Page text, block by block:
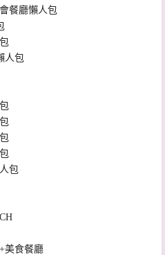
餐廳懶人包
人包
包
美食餐廳